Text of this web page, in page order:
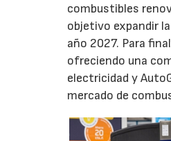
combustibles
objetivo expandir
año 2027. Para
ofreciendo una
electricidad y
mercado de